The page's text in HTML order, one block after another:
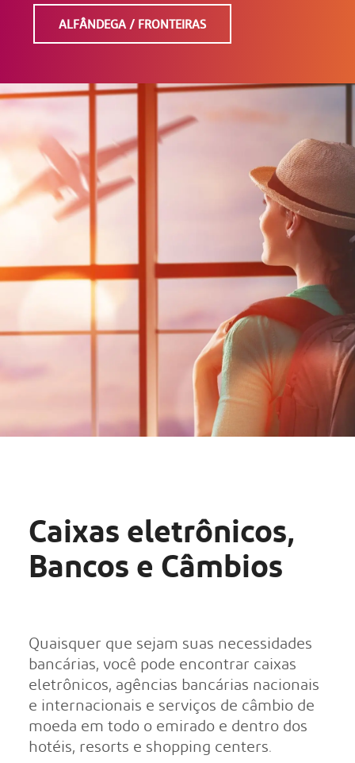
ALFÂNDEGA / FRONTEIRAS
Caixas eletrônicos,
Bancos e Câmbios
Quaisquer que sejam suas necessidades
bancárias, você pode encontrar caixas
eletrônicos, agências bancárias nacionais
e internacionais e serviços de câmbio de
moeda em todo o emirado e dentro dos
hotéis, resorts e shopping centers.